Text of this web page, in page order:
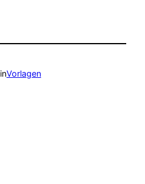
inVorlagen